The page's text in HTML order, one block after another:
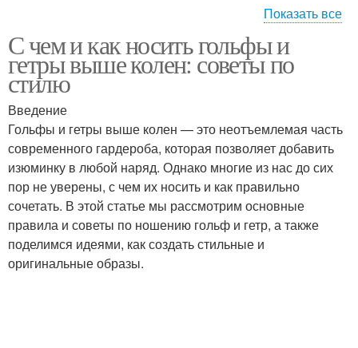
Женственный стиль Экстравагантный стиль
Колена в повседневной
жизни
Колена в деловом
стиле
Колена в спортивном
стиле
Колена в
романтическом стиле
Показать все
С чем и как носить гольфы и
гетры выше колен: советы по
стилю
Введение
Гольфы и гетры выше колен — это неотъемлемая часть
современного гардероба, которая позволяет добавить
изюминку в любой наряд. Однако многие из нас до сих
пор не уверены, с чем их носить и как правильно
сочетать. В этой статье мы рассмотрим основные
правила и советы по ношению гольф и гетр, а также
поделимся идеями, как создать стильные и
оригинальные образы.